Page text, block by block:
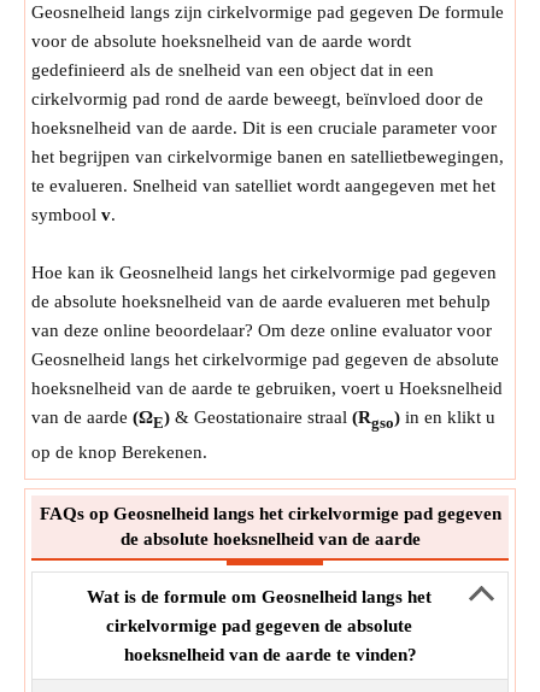
Geosnelheid langs zijn cirkelvormige pad gegeven De formule
voor de absolute hoeksnelheid van de aarde wordt
gedefinieerd als de snelheid van een object dat in een
cirkelvormig pad rond de aarde beweegt, beïnvloed door de
hoeksnelheid van de aarde. Dit is een cruciale parameter voor
het begrijpen van cirkelvormige banen en satellietbewegingen,
te evalueren. Snelheid van satelliet wordt aangegeven met het
symbool v.
Hoe kan ik Geosnelheid langs het cirkelvormige pad gegeven
de absolute hoeksnelheid van de aarde evalueren met behulp
van deze online beoordelaar? Om deze online evaluator voor
Geosnelheid langs het cirkelvormige pad gegeven de absolute
hoeksnelheid van de aarde te gebruiken, voert u Hoeksnelheid
van de aarde (ΩE) & Geostationaire straal (Rgso) in en klikt u
op de knop Berekenen.
FAQs op Geosnelheid langs het cirkelvormige pad gegeven
de absolute hoeksnelheid van de aarde
Wat is de formule om Geosnelheid langs het
cirkelvormige pad gegeven de absolute
hoeksnelheid van de aarde te vinden?